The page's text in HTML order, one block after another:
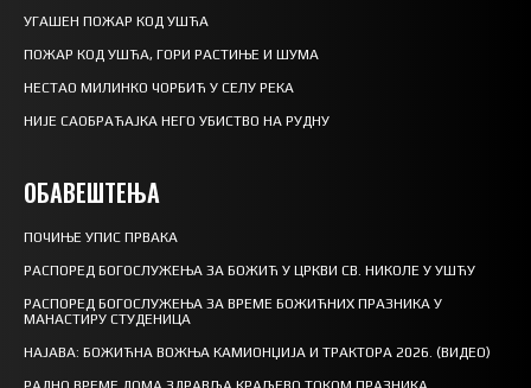
УГАШЕН ПОЖАР КОД УШЋА
ПОЖАР КОД УШЋА, ГОРИ РАСТИЊЕ И ШУМА
НЕСТАО МИЛИНКО ЧОРБИЋ У СЕЛУ РЕКА
НИЈЕ САОБРАЋАЈКА НЕГО УБИСТВО НА РУДНУ
ОБАВЕШТЕЊА
ПОЧИЊЕ УПИС ПРВАКА
РАСПОРЕД БОГОСЛУЖЕЊА ЗА БОЖИЋ У ЦРКВИ СВ. НИКОЛЕ У УШЋУ
РАСПОРЕД БОГОСЛУЖЕЊА ЗА ВРЕМЕ БОЖИЋНИХ ПРАЗНИКА У
МАНАСТИРУ СТУДЕНИЦА
НАЈАВА: БОЖИЋНА ВОЖЊА КАМИОНЏИЈА И ТРАКТОРА 2026. (ВИДЕО)